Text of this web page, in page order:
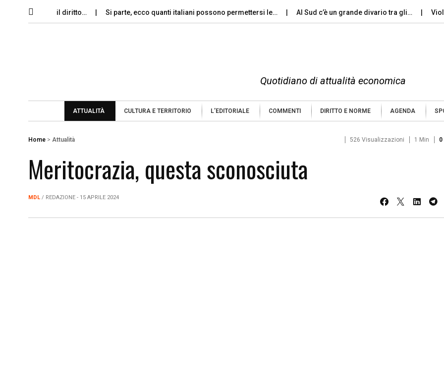
e il diritto… Si parte, ecco quanti italiani possono permettersi le… Al Sud c’è un grande divario tra gli… Violenza
Quotidiano di attualità economica
ATTUALITÀ CULTURA E TERRITORIO L’EDITORIALE COMMENTI DIRITTO E NORME AGENDA
Home > Attualità 526 Visualizzazioni 1 Min 0
Meritocrazia, questa sconosciuta
MDL / REDAZIONE - 15 APRILE 2024